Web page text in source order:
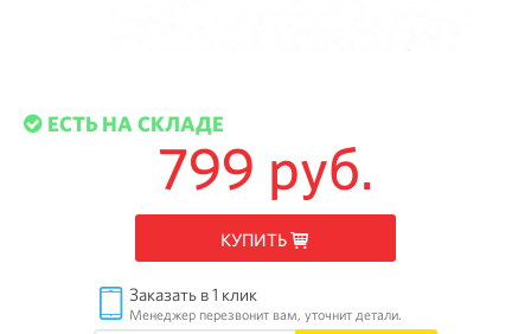
ЕСТЬ НА СКЛАДЕ
799 руб.
КУПИТЬ
Заказать в 1 клик
Менеджер перезвонит вам, уточнит детали.